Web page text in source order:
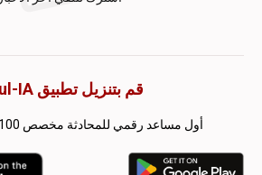
قم بتنزيل تطبيق Goul-IA
أول مساعد رقمي للمحادثة مخصص 100% لمغاربة العالم